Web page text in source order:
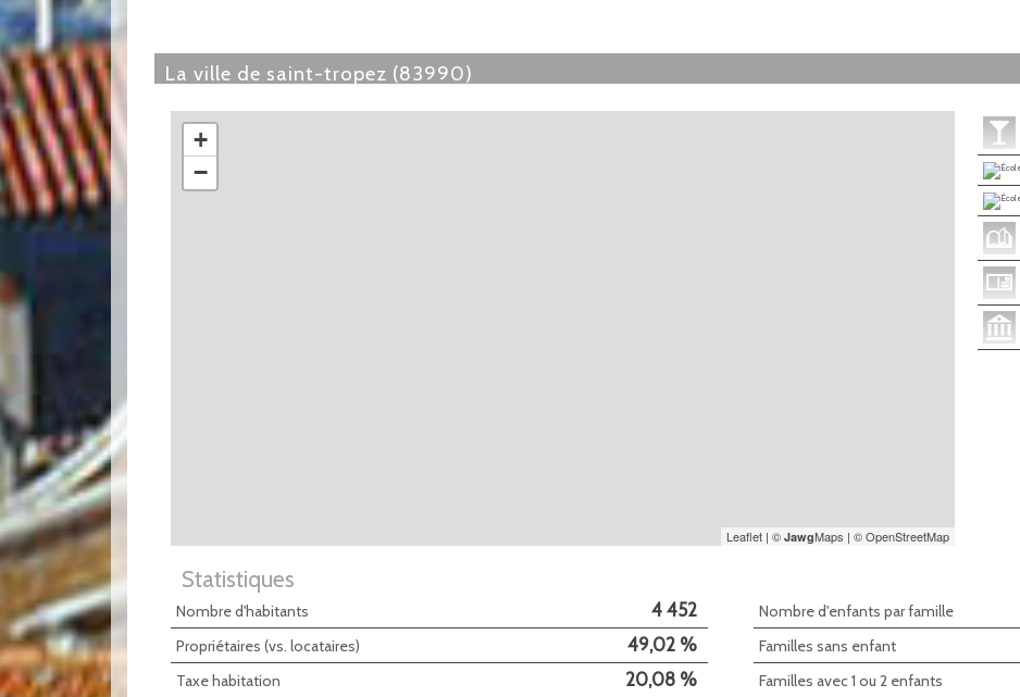
la ville de saint-tropez (83990)
+
−
Leaflet | © JawgMaps | © OpenStreetMap
Statistiques
Nombre d'habitants 4 452
Propriétaires (vs. locataires) 49,02 %
Taxe habitation 20,08 %
Nombre d'enfants par famille
Familles sans enfant
Familles avec 1 ou 2 enfants